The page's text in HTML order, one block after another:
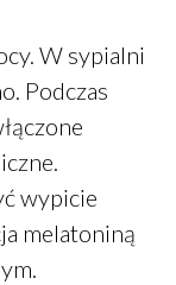
W sypialni
Podczas
wypicie
melatoniną